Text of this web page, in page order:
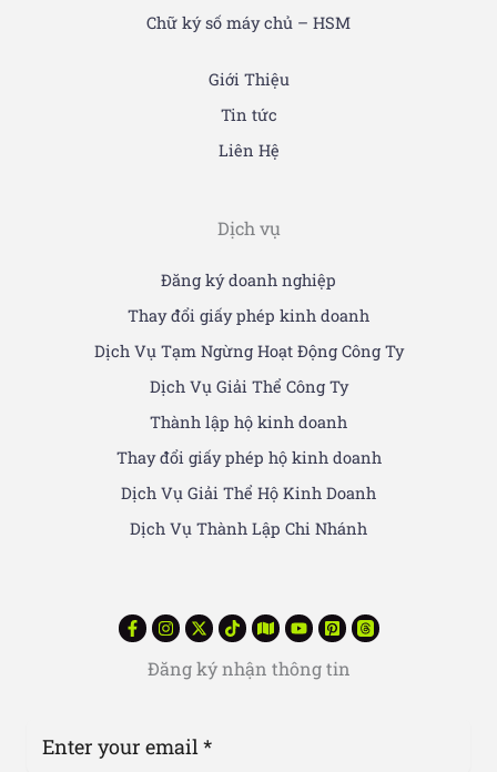
Chữ ký số máy chủ – HSM
Giới Thiệu
Tin tức
Liên Hệ
Dịch vụ
Đăng ký doanh nghiệp
Thay đổi giấy phép kinh doanh
Dịch Vụ Tạm Ngừng Hoạt Động Công Ty
Dịch Vụ Giải Thể Công Ty
Thành lập hộ kinh doanh
Thay đổi giấy phép hộ kinh doanh
Dịch Vụ Giải Thể Hộ Kinh Doanh
Dịch Vụ Thành Lập Chi Nhánh
Đăng ký nhận thông tin